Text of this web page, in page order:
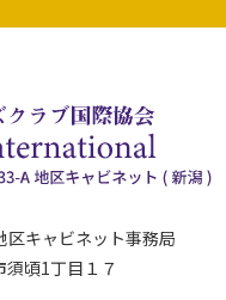
キャビネット事務局
頃1丁目１７